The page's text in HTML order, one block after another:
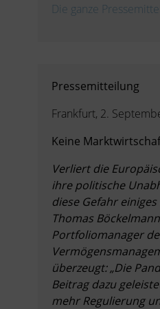
Die ganze
Pressemitteilung
Frankfurt, 2.
Keine
Verliert die
ihre politische
diese Gefahr
Thomas
Portfoliomanager
überzeugt: „Die
Beitrag dazu
mehr Regulierung